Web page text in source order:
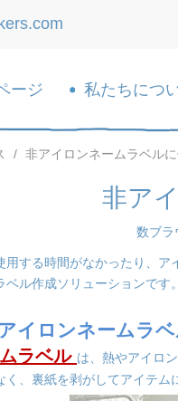
ージ 私たちにつ
/ 非アイロンネームラベル
非ア
数ブラ
用する時間がなかったり、
ベル作成ソリューションで
イロンネームラ
ラベル は、熱やアイロ
く、裏紙を剥がしてアイテ